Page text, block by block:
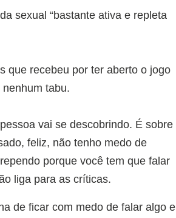
sexual “bastante ativa e repleta
que recebeu por ter aberto o jogo
tabu.
vai se descobrindo. É sobre
feliz, não tenho medo de
porque você tem que falar
liga para as críticas.
de ficar com medo de falar algo e